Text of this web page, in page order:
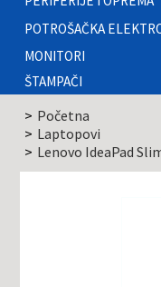
POTROŠAČKA
MONITORI
ŠTAMPAČI
Početna
Laptopovi
Lenovo IdeaPad